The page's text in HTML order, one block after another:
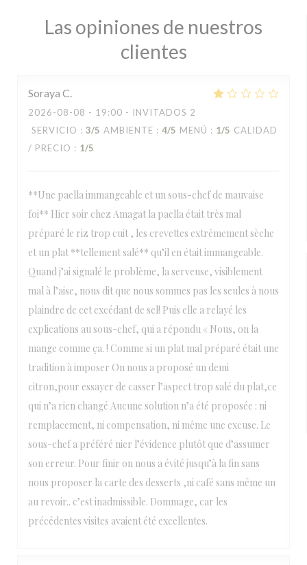
Las opiniones de nuestros
clientes
Soraya C
2026-08-08 - 19:00 - INVITADOS 2
SERVICIO : 3/5 AMBIENTE : 4/5 MENÚ : 1/5 CALIDAD
/ PRECIO : 1/5
**Une paella immangeable et un sous-chef de mauvaise
foi** Hier soir chez Amagat la paella était très mal
préparé le riz trop cuit , les crevettes extrêmement sèche
et un plat **tellement salé** qu’il en était immangeable.
Quand j’ai signalé le problème, la serveuse, visiblement
mal à l’aise, nous dit que nous sommes pas les seules à nous
plaindre de cet excédant de sel! Puis elle a relayé les
explications au sous-chef, qui a répondu « Nous, on la
mange comme ça. ! Comme si un plat mal préparé était une
tradition à imposer On nous a proposé un demi
citron,pour essayer de casser l’aspect trop salé du plat,ce
qui n’a rien changé Aucune solution n’a été proposée : ni
remplacement, ni compensation, ni même une excuse. Le
sous-chef a préféré nier l’évidence plutôt que d’assumer
son erreur. Pour finir on nous a évité jusqu’à la fin sans
nous proposer la carte des desserts ,ni café sans même un
au revoir.. c’est inadmissible. Dommage, car les
précédentes visites avaient été excellentes.